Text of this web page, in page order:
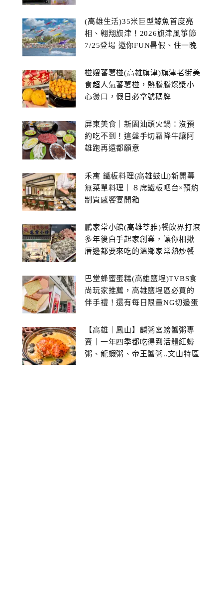
(高雄生活)35米巨型鯨魚首度亮
相、翱翔旗津！2026旗津風箏節
7/25登場 邀你FUN暑假、住一晚
椪嫂蕃薯椪(高雄旗津)旗津老街美
食超人氣蕃薯椪，熱騰騰爆漿小
心燙口，假日必拿號碼牌
屏東美食｜新園汕頭火鍋：沒預
約吃不到！這盤手切霜降牛讓阿
雄跑再遠都願意
禾寓 鐵板料理(高雄鼓山)新開幕
無菜單料理｜８席鐵板吧台×預約
制質感饗宴開箱
鵬家常小館(高雄苓雅)餐飲界打滾
多年後白手起家創業，讓你相揪
厝邊都要來吃的溫鄉家常熱炒餐
巴堂蜂蜜蛋糕(高雄鹽埕)TVBS食
尚玩家推薦，高雄鹽埕區必買的
伴手禮！還有每日限量NG切邊蛋
【高雄｜鳳山】麟粥宮螃蟹粥專
賣｜一年四季都吃得到活體紅蟳
粥、龍蝦粥、帝王蟹粥..文山特區